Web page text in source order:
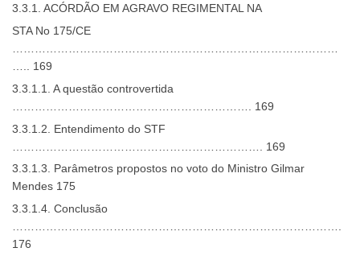
3.3.1. ACÓRDÃO EM AGRAVO REGIMENTAL NA
STA No 175/CE
….. 169
3.3.1.1. A questão controvertida
………………………………………………………. 169
3.3.1.2. Entendimento do STF
…………………………………………………………. 169
3.3.1.3. Parâmetros propostos no voto do Ministro Gilmar
Mendes 175
3.3.1.4. Conclusão
…………………………………………………………………………….
176